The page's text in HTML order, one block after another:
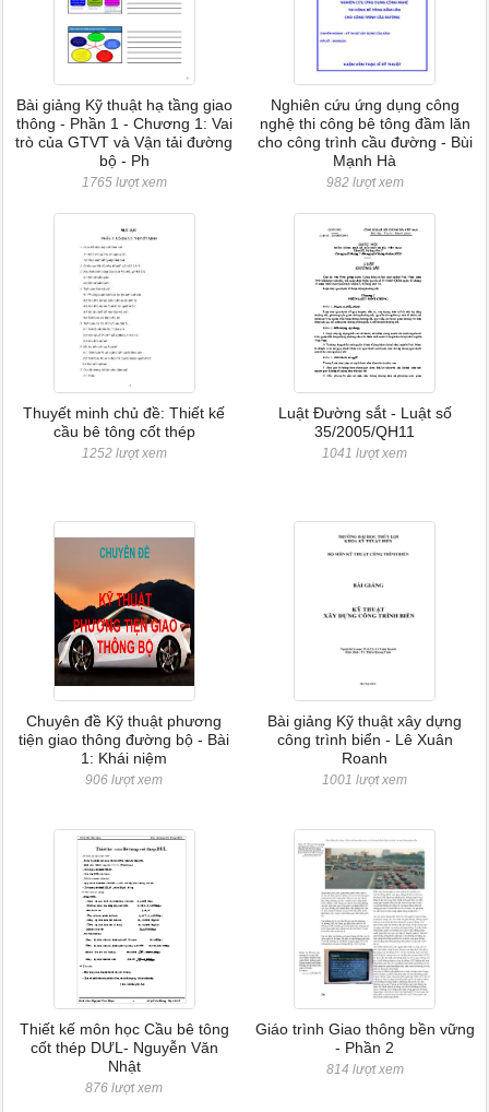
Bài giảng Kỹ thuật hạ tầng giao
thông - Phần 1 - Chương 1: Vai
trò của GTVT và Vận tải đường
bộ - Ph
1765 lượt xem
Nghiên cứu ứng dụng công
nghệ thi công bê tông đầm lăn
cho công trình cầu đường - Bùi
Mạnh Hà
982 lượt xem
Thuyết minh chủ đề: Thiết kế
cầu bê tông cốt thép
1252 lượt xem
Luật Đường sắt - Luật số
35/2005/QH11
1041 lượt xem
Chuyên đề Kỹ thuật phương
tiện giao thông đường bộ - Bài
1: Khái niệm
906 lượt xem
Bài giảng Kỹ thuật xây dựng
công trình biển - Lê Xuân
Roanh
1001 lượt xem
Thiết kế môn học Cầu bê tông
cốt thép DƯL- Nguyễn Văn
Nhật
876 lượt xem
Giáo trình Giao thông bền vững
- Phần 2
814 lượt xem